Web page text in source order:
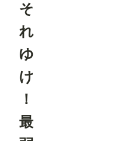
そ
れ
ゆ
け
！
最